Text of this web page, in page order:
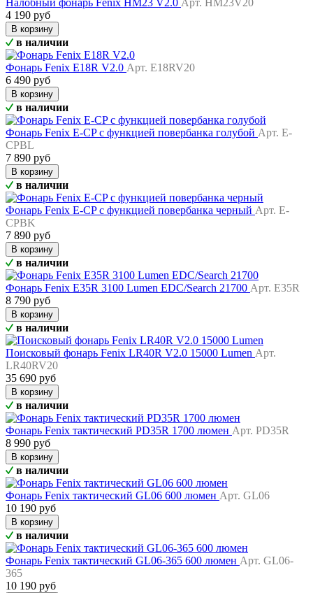
Налобный фонарь Fenix HM23 V2.0 Арт. HM23V20
4 190 руб
В корзину
в наличии
Фонарь Fenix E18R V2.0 Арт. E18RV20
6 490 руб
В корзину
в наличии
Фонарь Fenix E-CP с функцией повербанка голубой Арт. E-
CPBL
7 890 руб
В корзину
в наличии
Фонарь Fenix E-CP с функцией повербанка черный Арт. E-
CPBK
7 890 руб
В корзину
в наличии
Фонарь Fenix E35R 3100 Lumen EDC/Search 21700 Арт. E35R
8 790 руб
В корзину
в наличии
Поисковый фонарь Fenix LR40R V2.0 15000 Lumen Арт.
LR40RV20
35 690 руб
В корзину
в наличии
Фонарь Fenix тактический PD35R 1700 люмен Арт. PD35R
8 990 руб
В корзину
в наличии
Фонарь Fenix тактический GL06 600 люмен Арт. GL06
10 190 руб
В корзину
в наличии
Фонарь Fenix тактический GL06-365 600 люмен Арт. GL06-
365
10 190 руб